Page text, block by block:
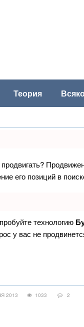
Теория
его позиций в
технологию
у вас не
2013 1033 2